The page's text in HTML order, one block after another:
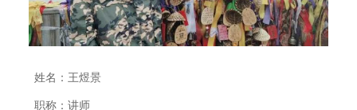
姓名：王煜景
职称：讲师